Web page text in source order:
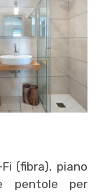
(fibra), piano
pentole per